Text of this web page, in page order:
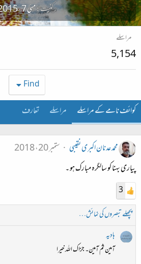
رکنیت مئی 7، 2015
مراسلے
5,154
Find
کوائف نامے کے مراسلے مراسلے تعارف
محمد عدنان اکبری نقیبی
ستمبر 20، 2018
پیاری بہنا کو سالگرہ مبارک ہو ۔
3
پچھلے تبصروں کی نمائش…
ہادیہ
آمین ثم آمین۔ جزاک اللہ خیرا